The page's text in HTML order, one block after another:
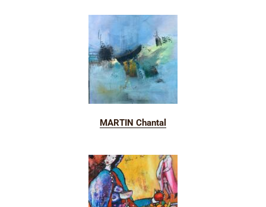
MARTIN Chantal